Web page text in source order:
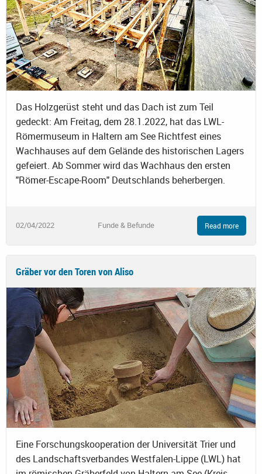
Das Holzgerüst steht und das Dach ist zum Teil
gedeckt: Am Freitag, dem 28.1.2022, hat das LWL-
Römermuseum in Haltern am See Richtfest eines
Wachhauses auf dem Gelände des historischen Lagers
gefeiert. Ab Sommer wird das Wachhaus den ersten
"Römer-Escape-Room" Deutschlands beherbergen.
02/04/2022 Funde & Befunde Read more
Gräber vor den Toren von Aliso
Eine Forschungskooperation der Universität Trier und
des Landschaftsverbandes Westfalen-Lippe (LWL) hat